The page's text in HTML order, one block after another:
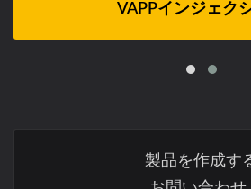
VAPPインジェク
製品を作成す